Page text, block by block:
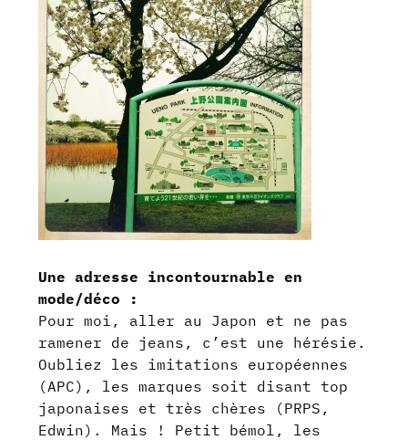
Une adresse incontournable en
mode/déco :
Pour moi, aller au Japon et ne pas
ramener de jeans, c’est une hérésie.
Oubliez les imitations européennes
(APC), les marques soit disant top
japonaises et très chères (PRPS,
Edwin). Mais ! Petit bémol, les